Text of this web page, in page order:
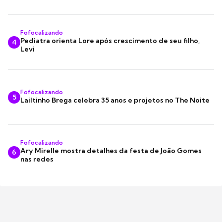
4
Fofocalizando
Pediatra orienta Lore após crescimento de seu filho,
Levi
5
Fofocalizando
Lailtinho Brega celebra 35 anos e projetos no The Noite
6
Fofocalizando
Ary Mirelle mostra detalhes da festa de João Gomes
nas redes